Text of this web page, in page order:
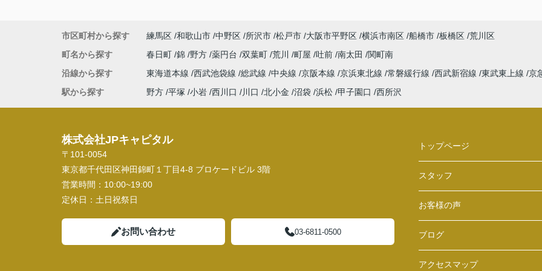
市区町村から探す 練馬区 和歌山市 中野区 所沢市 松戸市 大阪市平野区 横浜市南区 船橋市 板橋区 荒川区
町名から探す
春日町 錦 野方 薬円台 双葉町 荒川 町屋 吐前 南太田
関町南
沿線から探す
東海道本線 西武池袋線 総武線 中央線 京阪本線 京浜東北線 常磐緩行線 西武新宿線 東武東上線 京
駅から探す
野方 平塚 小岩 西川口 川口 北小金 沼袋 浜松 甲子園口 西所沢
株式会社JPキャピタル
〒101-0054
東京都千代田区神田錦町１丁目4-8 ブロケードビル 3階
営業時間： 10:00~19:00
定休日： 土日祝祭日
お問い合わせ 03-6811-0500
トップページ
スタッフ
お客様の声
ブログ
アクセスマップ